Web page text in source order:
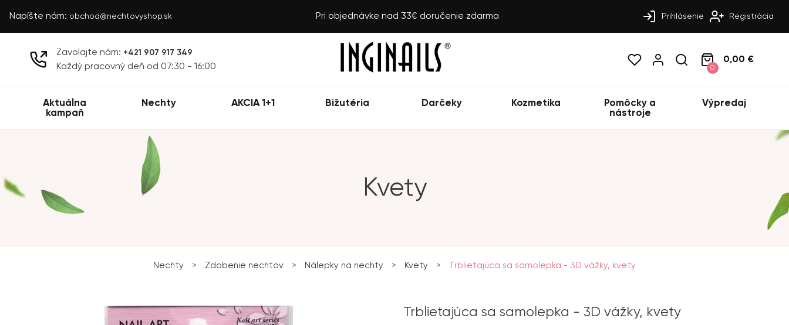
Napíšte nám: obchod@nechtovyshop.sk Pri objednávke nad 33€ doručenie zdarma Prihlásenie Registrácia
Zavolajte nám: +421 907 917 349
Každý pracovný deň od 07:30 - 16:00 0
0,00 €
Aktuálna
kampaň
Nechty AKCIA 1+1 Bižutéria Darčeky Kozmetika
Pomôcky a
nástroje
Výpredaj
Kvety
Nechty > Zdobenie nechtov > Nálepky na nechty > Kvety > Trblietajúca sa samolepka - 3D vážky, kvety
Trblietajúca sa samolepka - 3D vážky, kvety